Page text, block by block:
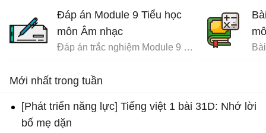
Đáp án Module 9 Tiểu học
môn Âm nhạc
Đáp án trắc nghiệm Module 9 Tiểu học
Mới nhất trong tuần
[Phát triển năng lực] Tiếng việt 1 bài 31D: Nhớ lời
bố mẹ dặn